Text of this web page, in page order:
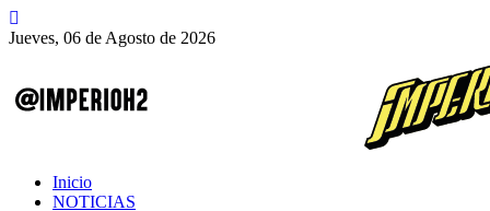
Jueves, 06 de Agosto de 2026
Inicio
NOTICIAS